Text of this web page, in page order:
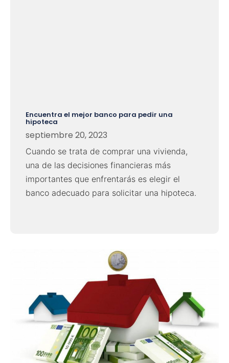
Encuentra el mejor banco para pedir una
hipoteca
septiembre 20, 2023
Cuando se trata de comprar una vivienda,
una de las decisiones financieras más
importantes que enfrentarás es elegir el
banco adecuado para solicitar una hipoteca.